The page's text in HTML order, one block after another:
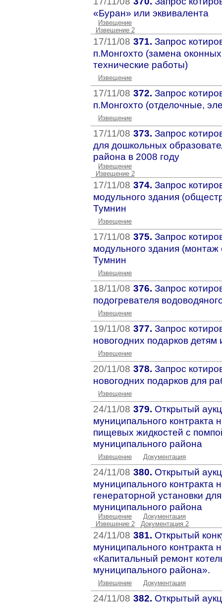
«Буран» или эквивалента
Извещение
Извещение 2
17/11/08 371. Запрос
п.Монгохто (замена
технические работы)
Извещение
17/11/08 372. Запрос
п.Монгохто (отделочные,
Извещение
17/11/08 373. Запрос
для дошкольных
района в 2008 году
Извещение
Извещение 2
17/11/08 374. Запрос
модульного здания
Тумнин
Извещение
17/11/08 375. Запрос
модульного здания
Тумнин
Извещение
18/11/08 376. Запрос
подогревателя
Извещение
19/11/08 377. Запрос
новогодних подарков
Извещение
20/11/08 378. Запрос
новогодних подарков для
Извещение
24/11/08 379. Открытый
муниципального контракта
пищевых жидкостей с
муниципального района
Извещение Документация
24/11/08 380. Открытый
муниципального контракта
генераторной установки
муниципального района
Извещение
Извещение 2
Документация
Документация 2
24/11/08 381. Открытый
муниципального контракта
«Капитальный ремонт
муниципального района».
Извещение Документация
24/11/08 382. Открытый